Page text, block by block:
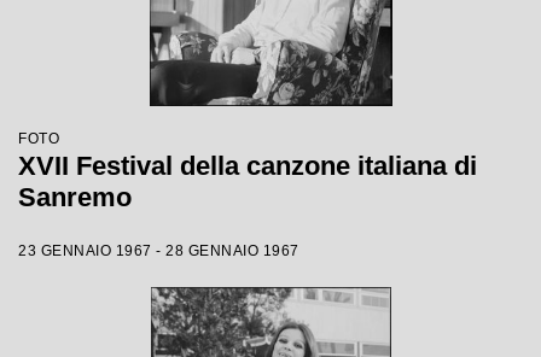
FOTO
XVII Festival della canzone italiana di
Sanremo
23 GENNAIO 1967 - 28 GENNAIO 1967